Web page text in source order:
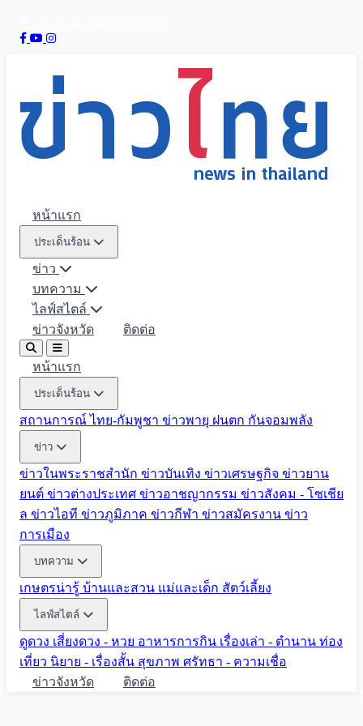
หน้าแรก
ประเด็นร้อน
ข่าว
บทความ
ไลฟ์สไตล์
ข่าวจังหวัด
ติดต่อ
หน้าแรก
ประเด็นร้อน
สถานการณ์ ไทย-กัมพูชา ข่าวพายุ ฝนตก กันจอมพลัง
ข่าว
ข่าวในพระราชสำนัก ข่าวบันเทิง ข่าวเศรษฐกิจ ข่าวยาน
ยนต์ ข่าวต่างประเทศ ข่าวอาชญากรรม ข่าวสังคม - โซเชีย
ล ข่าวไอที ข่าวภูมิภาค ข่าวกีฬา ข่าวสมัครงาน ข่าว
การเมือง
บทความ
เกษตรน่ารู้ บ้านและสวน แม่และเด็ก สัตว์เลี้ยง
ไลฟ์สไตล์
ดูดวง เสี่ยงดวง - หวย อาหารการกิน เรื่องเล่า - ตำนาน ท่อง
เที่ยว นิยาย - เรื่องสั้น สุขภาพ ศรัทธา - ความเชื่อ
ข่าวจังหวัด
ติดต่อ